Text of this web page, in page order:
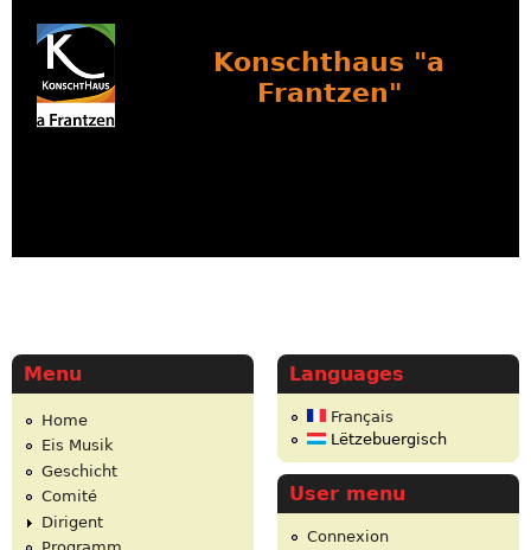
Konschthaus "a
Frantzen"
Menu
Home
Eis Musik
Geschicht
Comité
Dirigent
Languages
Français
Lëtzebuergisch
User menu
Connexion